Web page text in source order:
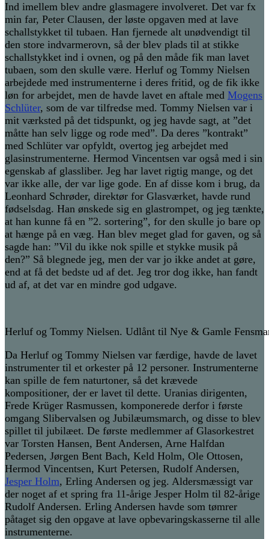
Ind imellem blev andre glasmagere involveret. Det var fx
min far, Peter Clausen, der løste opgaven med at lave
schallstykket til tubaen. Han fjernede alt unødvendigt til
den store indvarmerovn, så der blev plads til at stikke
schallstykket ind i ovnen, og på den måde fik man lavet
tubaen, som den skulle være. Herluf og Tommy Nielsen
arbejdede med instrumenterne i deres fritid, og de fik ikke
løn for arbejdet, men de havde lavet en aftale med Mogens
Schlüter, som de var tilfredse med. Tommy Nielsen var i
mit værksted på det tidspunkt, og jeg havde sagt, at ”det
måtte han selv ligge og rode med”. Da deres ”kontrakt”
med Schlüter var opfyldt, overtog jeg arbejdet med
glasinstrumenterne. Hermod Vincentsen var også med i sin
egenskab af glassliber. Jeg har lavet rigtig mange, og det
var ikke alle, der var lige gode. En af disse kom i brug, da
Leonhard Schrøder, direktør for Glasværket, havde rund
fødselsdag. Han ønskede sig en glastrompet, og jeg tænkte,
at han kunne få en ”2. sortering”, for den skulle jo bare op
at hænge på en væg. Han blev meget glad for gaven, og så
sagde han: ”Vil du ikke nok spille et stykke musik på
den?” Så blegnede jeg, men der var jo ikke andet at gøre,
end at få det bedste ud af det. Jeg tror dog ikke, han fandt
ud af, at det var en mindre god udgave.
Herluf og Tommy Nielsen. Udlånt til Nye & Gamle
Da Herluf og Tommy Nielsen var færdige, havde de lavet
instrumenter til et orkester på 12 personer. Instrumenterne
kan spille de fem naturtoner, så det krævede
kompositioner, der er lavet til dette. Uranias dirigenten,
Frede Krüger Rasmussen, komponerede derfor i første
omgang Slibervalsen og Jubilæumsmarch, og disse to blev
spillet til jubilæet. De første medlemmer af Glasorkestret
var Torsten Hansen, Bent Andersen, Arne Halfdan
Pedersen, Jørgen Bent Bach, Keld Holm, Ole Ottosen,
Hermod Vincentsen, Kurt Petersen, Rudolf Andersen,
Jesper Holm, Erling Andersen og jeg. Aldersmæssigt var
der noget af et spring fra 11-årige Jesper Holm til 82-årige
Rudolf Andersen. Erling Andersen havde som tømrer
påtaget sig den opgave at lave opbevaringskasserne til alle
instrumenterne.